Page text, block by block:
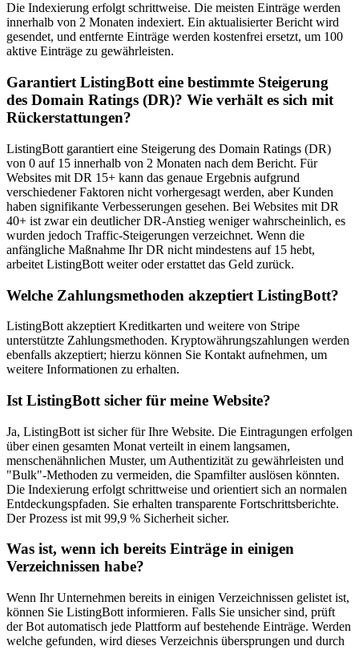
Die Indexierung erfolgt schrittweise. Die meisten Einträge werden
innerhalb von 2 Monaten indexiert. Ein aktualisierter Bericht wird
gesendet, und entfernte Einträge werden kostenfrei ersetzt, um 100
aktive Einträge zu gewährleisten.
Garantiert ListingBott eine bestimmte Steigerung
des Domain Ratings (DR)? Wie verhält es sich mit
Rückerstattungen?
ListingBott garantiert eine Steigerung des Domain Ratings (DR)
von 0 auf 15 innerhalb von 2 Monaten nach dem Bericht. Für
Websites mit DR 15+ kann das genaue Ergebnis aufgrund
verschiedener Faktoren nicht vorhergesagt werden, aber Kunden
haben signifikante Verbesserungen gesehen. Bei Websites mit DR
40+ ist zwar ein deutlicher DR-Anstieg weniger wahrscheinlich, es
wurden jedoch Traffic-Steigerungen verzeichnet. Wenn die
anfängliche Maßnahme Ihr DR nicht mindestens auf 15 hebt,
arbeitet ListingBott weiter oder erstattet das Geld zurück.
Welche Zahlungsmethoden akzeptiert ListingBott?
ListingBott akzeptiert Kreditkarten und weitere von Stripe
unterstützte Zahlungsmethoden. Kryptowährungszahlungen werden
ebenfalls akzeptiert; hierzu können Sie Kontakt aufnehmen, um
weitere Informationen zu erhalten.
Ist ListingBott sicher für meine Website?
Ja, ListingBott ist sicher für Ihre Website. Die Eintragungen erfolgen
über einen gesamten Monat verteilt in einem langsamen,
menschenähnlichen Muster, um Authentizität zu gewährleisten und
"Bulk"-Methoden zu vermeiden, die Spamfilter auslösen könnten.
Die Indexierung erfolgt schrittweise und orientiert sich an normalen
Entdeckungspfaden. Sie erhalten transparente Fortschrittsberichte.
Der Prozess ist mit 99,9 % Sicherheit sicher.
Was ist, wenn ich bereits Einträge in einigen
Verzeichnissen habe?
Wenn Ihr Unternehmen bereits in einigen Verzeichnissen gelistet ist,
können Sie ListingBott informieren. Falls Sie unsicher sind, prüft
der Bot automatisch jede Plattform auf bestehende Einträge. Werden
welche gefunden, wird dieses Verzeichnis übersprungen und durch